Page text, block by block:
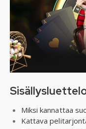
Miksi kannattaa
Kattava